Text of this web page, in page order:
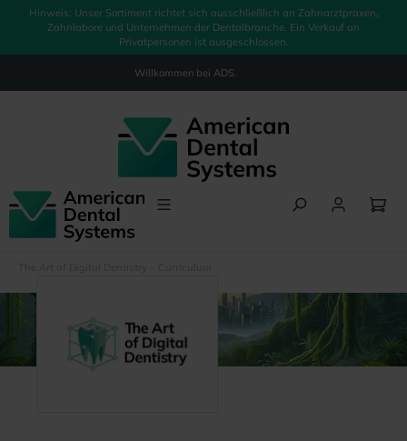
springen
Hinweis: Unser Sortiment richtet sich ausschließlich an Zahnarztpraxen,
Zahnlabore und Unternehmen der Dentalbranche. Ein Verkauf an
Privatpersonen ist ausgeschlossen.
Willkommen bei ADS.